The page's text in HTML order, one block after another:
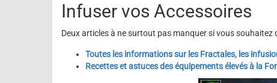
Infuser vos Accessoires
Deux articles à ne surtout pas manquer si vous souhaitez
Toutes les informations sur les Fractales, les
Recettes et astuces des équipements élevés à la